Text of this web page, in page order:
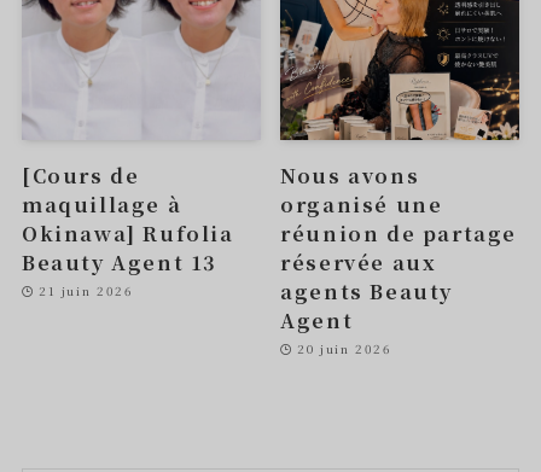
[Cours de
maquillage à
Okinawa] Rufolia
Beauty Agent 13
21 juin 2026
Nous avons
organisé une
réunion de partage
réservée aux
agents Beauty
Agent
20 juin 2026